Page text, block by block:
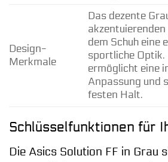
Design-
Merkmale
Das dezente
dem Schuh eine
sportliche Optik.
ermöglicht eine
Anpassung und
festen Halt.
Schlüsselfunktionen für
Die Asics Solution FF in Grau